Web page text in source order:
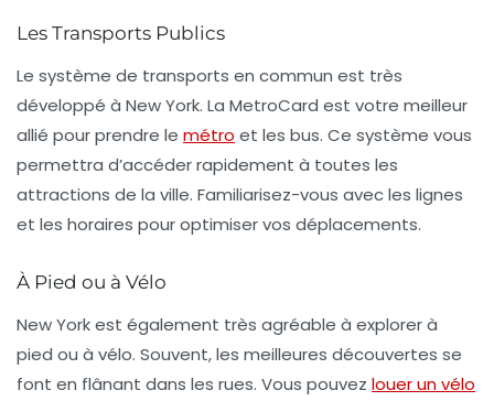
Les Transports Publics
Le système de transports en commun est très
développé à New York. La MetroCard est votre meilleur
allié pour prendre le métro et les bus. Ce système vous
permettra d’accéder rapidement à toutes les
attractions de la ville. Familiarisez-vous avec les lignes
et les horaires pour optimiser vos déplacements.
À Pied ou à Vélo
New York est également très agréable à explorer à
pied ou à vélo. Souvent, les meilleures découvertes se
font en flânant dans les rues. Vous pouvez louer un vélo